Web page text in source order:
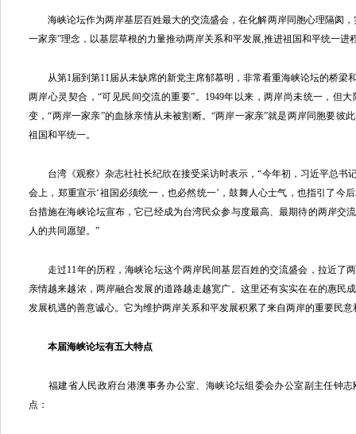
海峡论坛作为两岸基层百姓最大的交流盛会，在化解两岸同胞心理隔阂，
一家亲”理念，以基层草根的力量推动两岸关系和平发展,推进祖国和平统一进
从第1届到第11届从未缺席的新党主席郁慕明，非常看重海峡论坛的桥梁
两岸心灵契合，“可见民间交流的重要”。1949年以来，两岸尚未统一，但
变，“两岸一家亲”的血脉亲情从未被割断。“两岸一家亲”就是两岸同胞要彼
祖国和平统一。
台湾《观察》杂志社社长纪欣在接受采访时表示，“今年初，习近平总书
会上，郑重宣示‘祖国必须统一，也必然统一’，鼓舞人心士气，也指引了今
台措施在海峡论坛宣布，它已经成为台湾民众参与度最高、最期待的两岸交
人的共同愿望。”
走过11年的历程，海峡论坛这个两岸民间基层百姓的交流盛会，拉近了
亲情越来越浓，两岸融合发展的道路越走越宽广。这里还有实实在在的惠民
发展机遇的善意诚心。它为维护两岸关系和平发展积累了来自两岸的重要民意
本届海峡论坛有五大特点
福建省人民政府台港澳事务办公室、海峡论坛组委会办公室副主任钟志
点：